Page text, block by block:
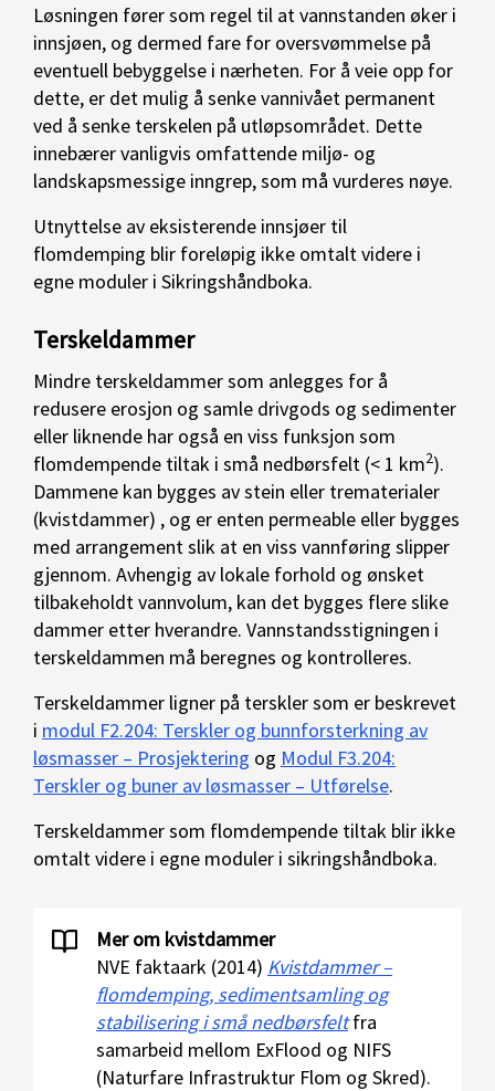
Løsningen fører som regel til at vannstanden øker i
innsjøen, og dermed fare for oversvømmelse på
eventuell bebyggelse i nærheten. For å veie opp for
dette, er det mulig å senke vannivået permanent
ved å senke terskelen på utløpsområdet. Dette
innebærer vanligvis omfattende miljø- og
landskapsmessige inngrep, som må vurderes nøye.
Utnyttelse av eksisterende innsjøer til
flomdemping blir foreløpig ikke omtalt videre i
egne moduler i Sikringshåndboka.
Terskeldammer
Mindre terskeldammer som anlegges for å
redusere erosjon og samle drivgods og sedimenter
eller liknende har også en viss funksjon som
flomdempende tiltak i små nedbørsfelt (< 1 km2).
Dammene kan bygges av stein eller trematerialer
(kvistdammer) , og er enten permeable eller bygges
med arrangement slik at en viss vannføring slipper
gjennom. Avhengig av lokale forhold og ønsket
tilbakeholdt vannvolum, kan det bygges flere slike
dammer etter hverandre. Vannstandsstigningen i
terskeldammen må beregnes og kontrolleres.
Terskeldammer ligner på terskler som er beskrevet
i modul F2.204: Terskler og bunnforsterkning av
løsmasser – Prosjektering og Modul F3.204:
Terskler og buner av løsmasser – Utførelse.
Terskeldammer som flomdempende tiltak blir ikke
omtalt videre i egne moduler i sikringshåndboka.
Mer om kvistdammer
NVE faktaark (2014) Kvistdammer –
flomdemping, sedimentsamling og
stabilisering i små nedbørsfeltfra
samarbeid mellom ExFlood og NIFS
(Naturfare Infrastruktur Flom og Skred).